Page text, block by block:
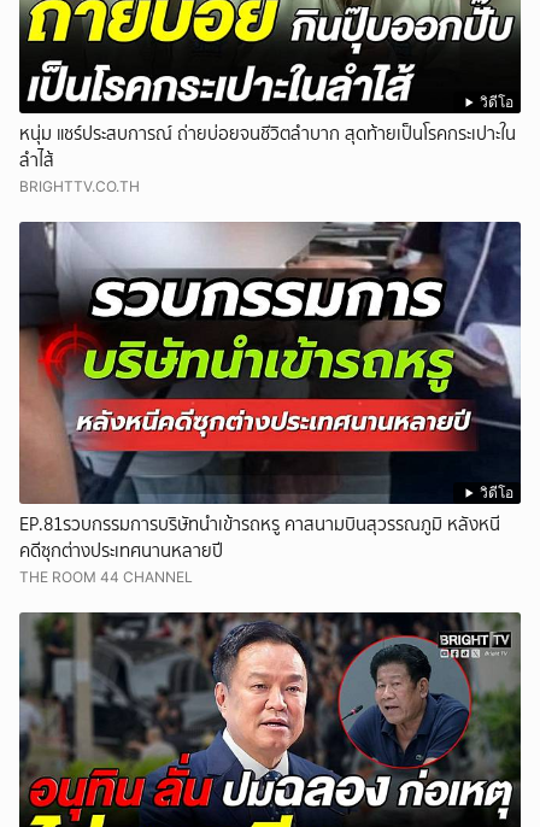
วิดีโอ
หนุ่ม แชร์ประสบการณ์ ถ่ายบ่อยจนชีวิตลำบาก สุดท้ายเป็นโรคกระเปาะใน
ลำไส้
BRIGHTTV.CO.TH
วิดีโอ
EP.81รวบกรรมการบริษัทนำเข้ารถหรู คาสนามบินสุวรรณภูมิ หลังหนี
คดีซุกต่างประเทศนานหลายปี
THE ROOM 44 CHANNEL